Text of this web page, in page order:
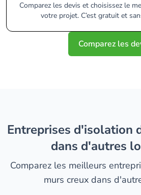
Comparez les devis et choisissez le
votre projet. C’est gratuit et
Comparez les
entreprises d'isolation des murs creux
dans d'autres
Comparez les meilleurs
murs creux dans